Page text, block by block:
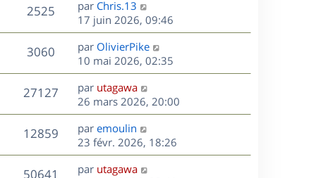
n
i
e
r
m
e
s
s
a
g
e
2525V
u
s
D
e
r
n
i
e
r
m
e
s
s
a
g
par Chris.13
17 juin 2026, 09:46
3060V
u
e
s
D
e
r
n
i
e
r
m
e
s
par OlivierPike
10 mai 2026, 02:35
27127V
u
D
e
r
n
i
e
r
par utagawa
26 mars 2026, 20:00
12859V
u
D
e
r
n
par emoulin
23 févr. 2026, 18:26
50641
D
par utagawa